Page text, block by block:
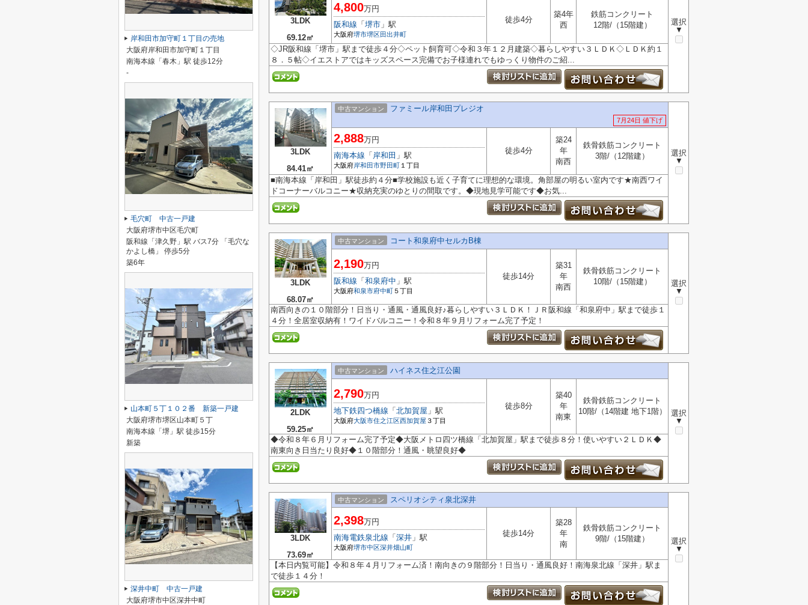
3LDK
69.12㎡
選択
▼
4,800万円
阪和線 「 堺市 」駅
大阪府堺市堺区田出井町
徒歩4分
築4年
西
鉄筋コンクリート
12階/（15階建）
◇JR阪和線「堺市」駅まで徒歩４分◇ペット飼育可◇令和３年１２月建築◇暮らしやすい３ＬＤＫ◇ＬＤＫ約１
８．５帖◇イエストアではキッズスペース完備でお子様連れでもゆっくり物件のご紹...
3LDK
84.41㎡
中古マンション ファミール岸和田プレジオ
7月24日 値下げ
選択
▼
2,888万円
南海本線 「 岸和田 」駅
大阪府岸和田市野田町 １丁目
徒歩4分
築24
年
南西
鉄骨鉄筋コンクリート
3階/（12階建）
■南海本線「岸和田」駅徒歩約４分■学校施設も近く子育てに理想的な環境。角部屋の明るい室内です★南西ワイ
ドコーナーバルコニー★収納充実のゆとりの間取です。◆現地見学可能です◆お気...
3LDK
68.07㎡
中古マンション コート和泉府中セルカB棟
選択
▼
2,190万円
阪和線 「 和泉府中 」駅
大阪府和泉市府中町 ５丁目
徒歩14分
築31
年
南西
鉄骨鉄筋コンクリート
10階/（15階建）
南西向きの１０階部分！日当り・通風・通風良好♪暮らしやすい３ＬＤＫ！ＪＲ阪和線「和泉府中」駅まで徒歩１
４分！全居室収納有！ワイドバルコニー！令和８年９月リフォーム完了予定！
2LDK
59.25㎡
中古マンション ハイネス住之江公園
選択
▼
2,790万円
地下鉄四つ橋線 「 北加賀屋 」駅
大阪府大阪市住之江区西加賀屋 ３丁目
徒歩8分
築40
年
南東
鉄骨鉄筋コンクリート
10階/（14階建 地下1階）
◆令和８年６月リフォーム完了予定◆大阪メトロ四ツ橋線「北加賀屋」駅まで徒歩８分！使いやすい２ＬＤＫ◆
南東向き日当たり良好◆１０階部分！通風・眺望良好◆
3LDK
73.69㎡
中古マンション スペリオシティ泉北深井
選択
▼
2,398万円
南海電鉄泉北線 「 深井 」駅
大阪府堺市中区深井畑山町
徒歩14分
築28
年
南
鉄骨鉄筋コンクリート
9階/（15階建）
【本日内覧可能】令和８年４月リフォーム済！南向きの９階部分！日当り・通風良好！南海泉北線「深井」駅ま
で徒歩１４分！
岸和田市加守町１丁目の売地
大阪府岸和田市加守町１丁目
南海本線「春木」駅 徒歩12分
-
毛穴町 中古一戸建
大阪府堺市中区毛穴町
阪和線「津久野」駅 バス7分 「毛穴な
かよし橋」 停歩5分
築6年
山本町５丁１０２番 新築一戸建
大阪府堺市堺区山本町５丁
南海本線「堺」駅 徒歩15分
新築
深井中町 中古一戸建
大阪府堺市中区深井中町